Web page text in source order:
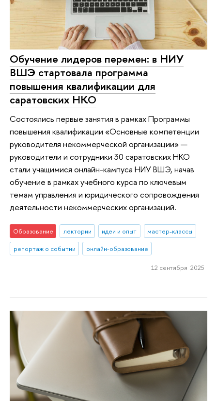
Обучение лидеров перемен: в НИУ
ВШЭ стартовала программа
повышения квалификации для
саратовских НКО
Состоялись первые занятия в рамках Программы
повышения квалификации «Основные компетенции
руководителя некоммерческой организации» —
руководители и сотрудники 30 саратовских НКО
стали учащимися онлайн-кампуса НИУ ВШЭ, начав
обучение в рамках учебного курса по ключевым
темам управления и юридического сопровождения
деятельности некоммерческих организаций.
Образование лектории идеи и опыт
мастер-классы
репортаж о событии
онлайн-образование
12 сентября 2025